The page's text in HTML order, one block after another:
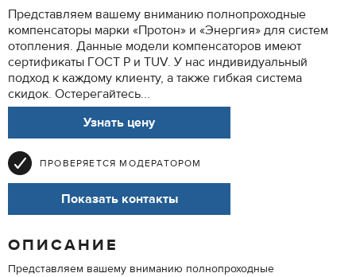
Представляем вашему вниманию полнопроходные
компенсаторы марки «Протон» и «Энергия» для систем
отопления. Данные модели компенсаторов имеют
сертификаты ГОСТ Р и TUV. У нас индивидуальный
подход к каждому клиенту, а также гибкая система
скидок. Остерегайтесь...
Узнать цену
ПРОВЕРЯЕТСЯ МОДЕРАТОРОМ
Показать контакты
ОПИСАНИЕ
Представляем вашему вниманию полнопроходные